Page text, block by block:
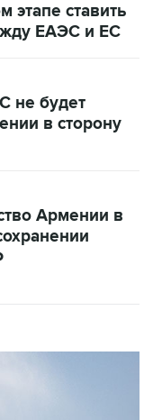
этапе ставить
ЕАЭС и ЕС
не будет
в сторону
Армении в